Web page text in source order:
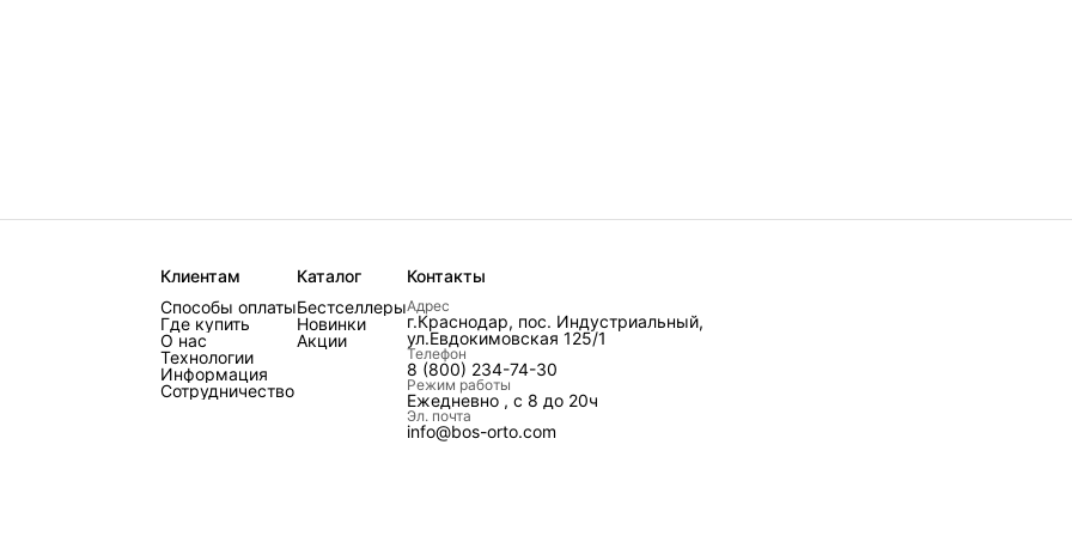
Клиентам
Способы оплаты
Где купить
О нас
Технологии
Информация
Сотрудничество
Каталог
Бестселлеры
Новинки
Акции
Контакты
Адрес
г.Краснодар, пос. Индустриальный,
ул.Евдокимовская 125/1
Телефон
8 (800) 234-74-30
Режим работы
Ежедневно , с 8 до 20ч
Эл. почта
info@bos-orto.com